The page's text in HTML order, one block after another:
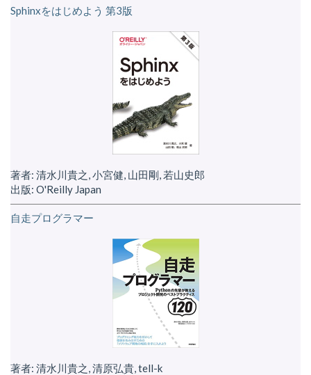
Sphinxをはじめよう 第3版
著者: 清水川貴之, 小宮健, 山田剛, 若山史郎
出版: O'Reilly Japan
自走プログラマー
著者: 清水川貴之, 清原弘貴, tell-k